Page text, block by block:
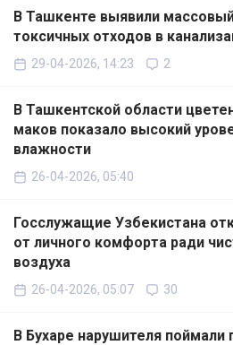
В Ташкенте выявили
токсичных отходов в
29-04-2026, 14:23 2
В Ташкентской области
маков показало высокий
влажности
26-04-2026, 05:40
Госслужащие Узбекистана
от личного комфорта ради
воздуха
26-04-2026, 05:07 30
В Бухаре нарушителя поймали